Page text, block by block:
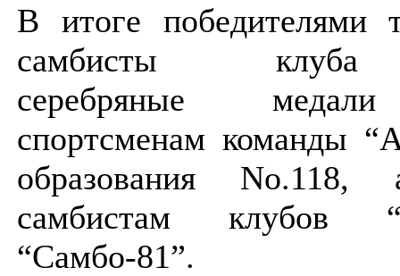
В итоге победителями
самбисты
серебряные
спортсменам команды
образования No.118,
самбистам клубов
“Самбо-81”.